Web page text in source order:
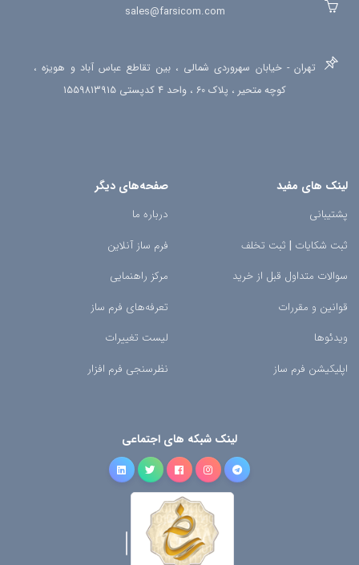
sales@farsicom.com
تهران - خیابان سهروردی شمالی ، بین تقاطع عباس آباد و هویزه ،
کوچه متحیر ، پلاک 60 ، واحد 4 کدپستی 1559813915
لینک های مفید
پشتیبانی
ثبت شکایات | ثبت تخلف
سوالات متداول قبل از خرید
قوانین و مقررات
ویدئوها
اپلیکیشن فرم ساز
صفحه‌های دیگر
درباره ما
فرم ساز آنلاین
مرکز راهنمایی
تعرفه‌های فرم ساز
لیست تغییرات
نظرسنجی فرم افزار
لینک شبکه های اجتماعی